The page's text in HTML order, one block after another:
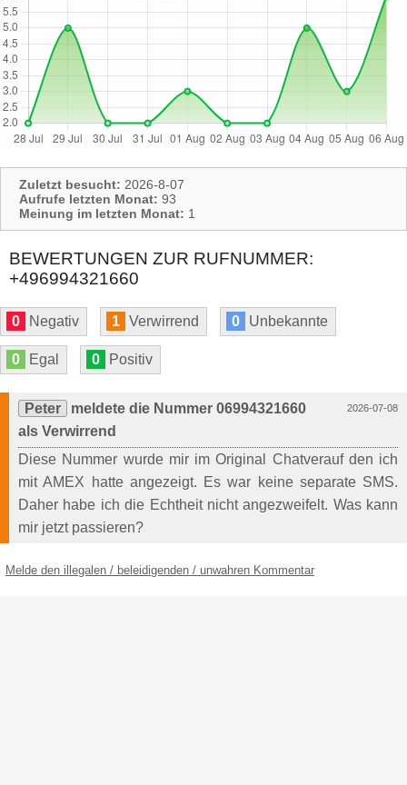
Zuletzt besucht: 2026-8-07
Aufrufe letzten Monat: 93
Meinung im letzten Monat: 1
BEWERTUNGEN ZUR RUFNUMMER:
+496994321660
0 Negativ 1 Verwirrend 0 Unbekannte
0 Egal 0 Positiv
2026-07-08
Peter
meldete die Nummer 06994321660
als Verwirrend
Diese Nummer wurde mir im Original Chatverauf den ich
mit AMEX hatte angezeigt. Es war keine separate SMS.
Daher habe ich die Echtheit nicht angezweifelt. Was kann
mir jetzt passieren?
Melde den illegalen / beleidigenden / unwahren Kommentar